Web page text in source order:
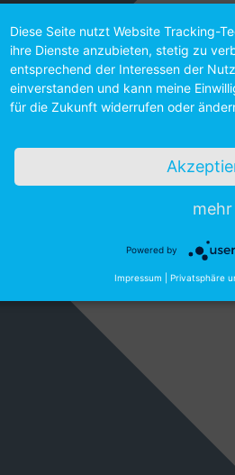
Diese Seite nutzt Website Tracking-
ihre Dienste anzubieten, stetig zu
entsprechend der Interessen der
einverstanden und kann meine
für die Zukunft widerrufen oder
mehr
Powered by
Impressum Privatsphäre